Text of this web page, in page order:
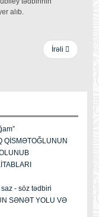
alıb.
İrəli
QİSMƏTOĞLUNUN
- söz tədbiri
SƏNƏT YOLU VƏ